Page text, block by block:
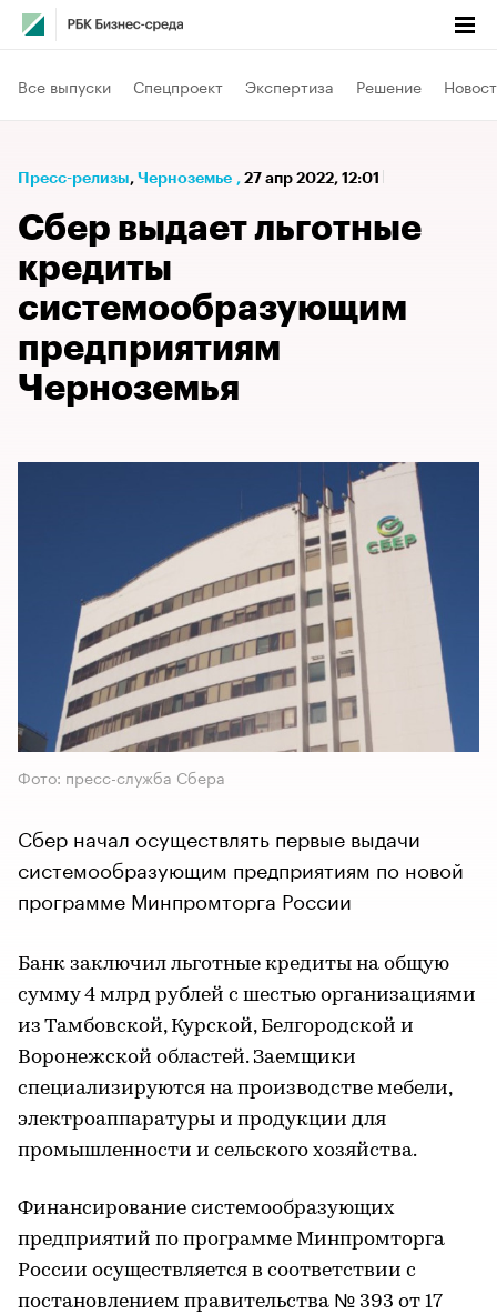
Все выпуски Спецпроект Экспертиза Решение
Пресс-релизы⁠, Черноземье , 27 апр 2022, 12:01
Сбер выдает льготные
кредиты
системообразующим
предприятиям
Черноземья
Фото: пресс-служба Сбера
Сбер начал осуществлять первые выдачи
системообразующим предприятиям по новой
программе Минпромторга России
Банк заключил льготные кредиты на общую
сумму 4 млрд рублей с шестью организациями
из Тамбовской, Курской, Белгородской и
Воронежской областей. Заемщики
специализируются на производстве мебели,
электроаппаратуры и продукции для
промышленности и сельского хозяйства.
Финансирование системообразующих
предприятий по программе Минпромторга
России осуществляется в соответствии с
постановлением правительства № 393 от 17